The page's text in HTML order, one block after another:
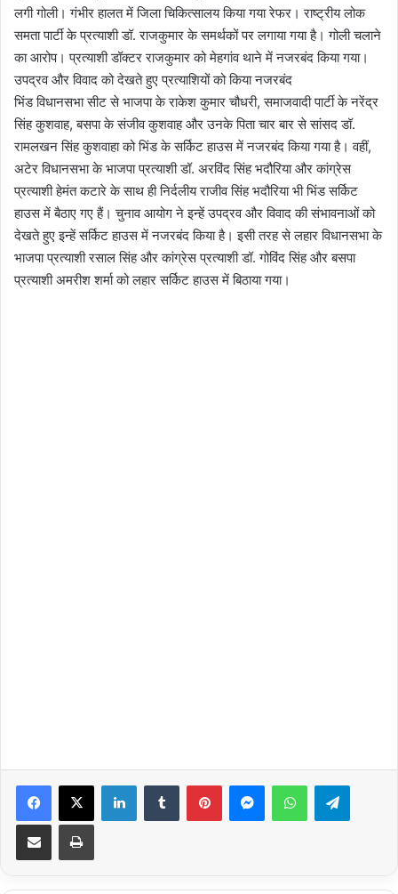
लगी गोली। गंभीर हालत में जिला चिकित्सालय किया गया रेफर। राष्ट्रीय लोक
समता पार्टी के प्रत्याशी डॉ. राजकुमार के समर्थकों पर लगाया गया है। गोली चलाने
का आरोप। प्रत्याशी डॉक्टर राजकुमार को मेहगांव थाने में नजरबंद किया गया।
उपद्रव और विवाद को देखते हुए प्रत्याशियों को किया नजरबंद
भिंड विधानसभा सीट से भाजपा के राकेश कुमार चौधरी, समाजवादी पार्टी के नरेंद्र
सिंह कुशवाह, बसपा के संजीव कुशवाह और उनके पिता चार बार से सांसद डॉ.
रामलखन सिंह कुशवाहा को भिंड के सर्किट हाउस में नजरबंद किया गया है। वहीं,
अटेर विधानसभा के भाजपा प्रत्याशी डॉ. अरविंद सिंह भदौरिया और कांग्रेस
प्रत्याशी हेमंत कटारे के साथ ही निर्दलीय राजीव सिंह भदौरिया भी भिंड सर्किट
हाउस में बैठाए गए हैं। चुनाव आयोग ने इन्हें उपद्रव और विवाद की संभावनाओं को
देखते हुए इन्हें सर्किट हाउस में नजरबंद किया है। इसी तरह से लहार विधानसभा के
भाजपा प्रत्याशी रसाल सिंह और कांग्रेस प्रत्याशी डॉ. गोविंद सिंह और बसपा
प्रत्याशी अमरीश शर्मा को लहार सर्किट हाउस में बिठाया गया।
Facebook
X LinkedInTumblr PinterestMessengerWhatsApp
Share via Email Print